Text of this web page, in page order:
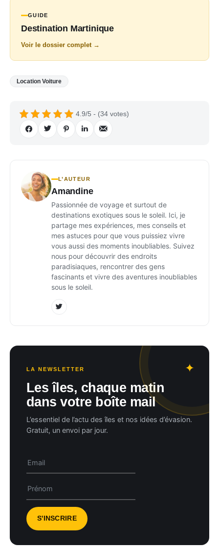
GUIDE
Destination Martinique
Voir le dossier complet →
Location Voiture
4.9/5 - (34 votes)
L’AUTEUR
Amandine
Passionnée de voyage et surtout de
destinations exotiques sous le soleil. Ici, je
partage mes expériences, mes conseils et
mes astuces pour que vous puissiez vivre
vous aussi des moments inoubliables. Suivez
nous pour découvrir des endroits
paradisiaques, rencontrer des gens
fascinants et vivre des aventures inoubliables
sous le soleil.
LA NEWSLETTER
Les îles, chaque matin
dans votre boîte mail
L’essentiel de l’actu des îles et nos idées d’évasion.
Gratuit, un envoi par jour.